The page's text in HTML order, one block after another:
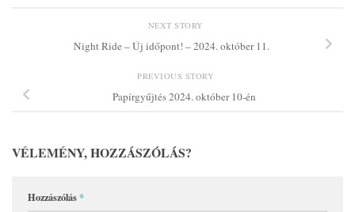
NEXT STORY
Night Ride – Új időpont! – 2024. október 11.
PREVIOUS STORY
Papírgyűjtés 2024. október 10-én
VÉLEMÉNY, HOZZÁSZÓLÁS?
Hozzászólás*